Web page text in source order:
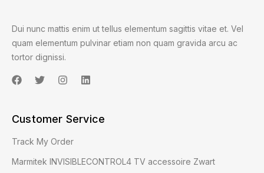
Dui nunc mattis enim ut tellus elementum sagittis vitae et. Vel
quam elementum pulvinar etiam non quam gravida arcu ac
tortor dignissi.
Customer Service
Track My Order
Marmitek INVISIBLECONTROL4 TV accessoire Zwart